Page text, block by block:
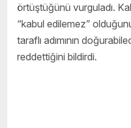
örtüştüğünü vurguladı.
“kabul edilemez”
taraflı adımının
reddettiğini bildirdi.